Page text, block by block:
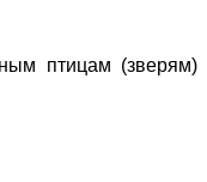
птицам (зверям)